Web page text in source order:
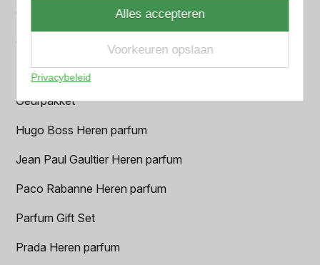
Chanel Heren parfum
Creed heren parfum
Dior Heren parfum
Geurpakket
Hugo Boss Heren parfum
Jean Paul Gaultier Heren parfum
Paco Rabanne Heren parfum
Parfum Gift Set
Prada Heren parfum
Alles accepteren
Voorkeuren opslaan
Privacybeleid